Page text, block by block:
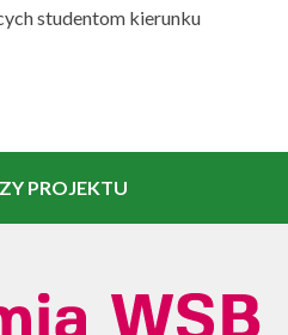
studentom kierunku
PROJEKTU